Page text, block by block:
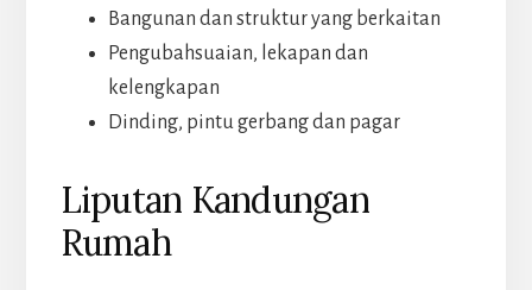
Bangunan dan struktur yang berkaitan
Pengubahsuaian, lekapan dan
kelengkapan
Dinding, pintu gerbang dan pagar
Liputan Kandungan
Rumah